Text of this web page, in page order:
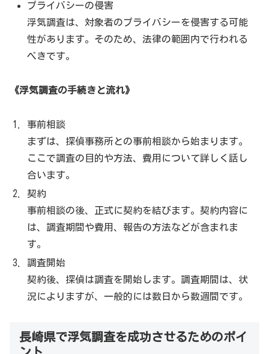
プライバシーの侵害
浮気調査は、対象者のプライバシーを侵害する可能
性があります。そのため、法律の範囲内で行われる
べきです。
《浮気調査の手続きと流れ》
事前相談
まずは、探偵事務所との事前相談から始まります。
ここで調査の目的や方法、費用について詳しく話し
合います。
契約
事前相談の後、正式に契約を結びます。契約内容に
は、調査期間や費用、報告の方法などが含まれま
す。
調査開始
契約後、探偵は調査を開始します。調査期間は、状
況によりますが、一般的には数日から数週間です。
長崎県で浮気調査を成功させるためのポイ
ント